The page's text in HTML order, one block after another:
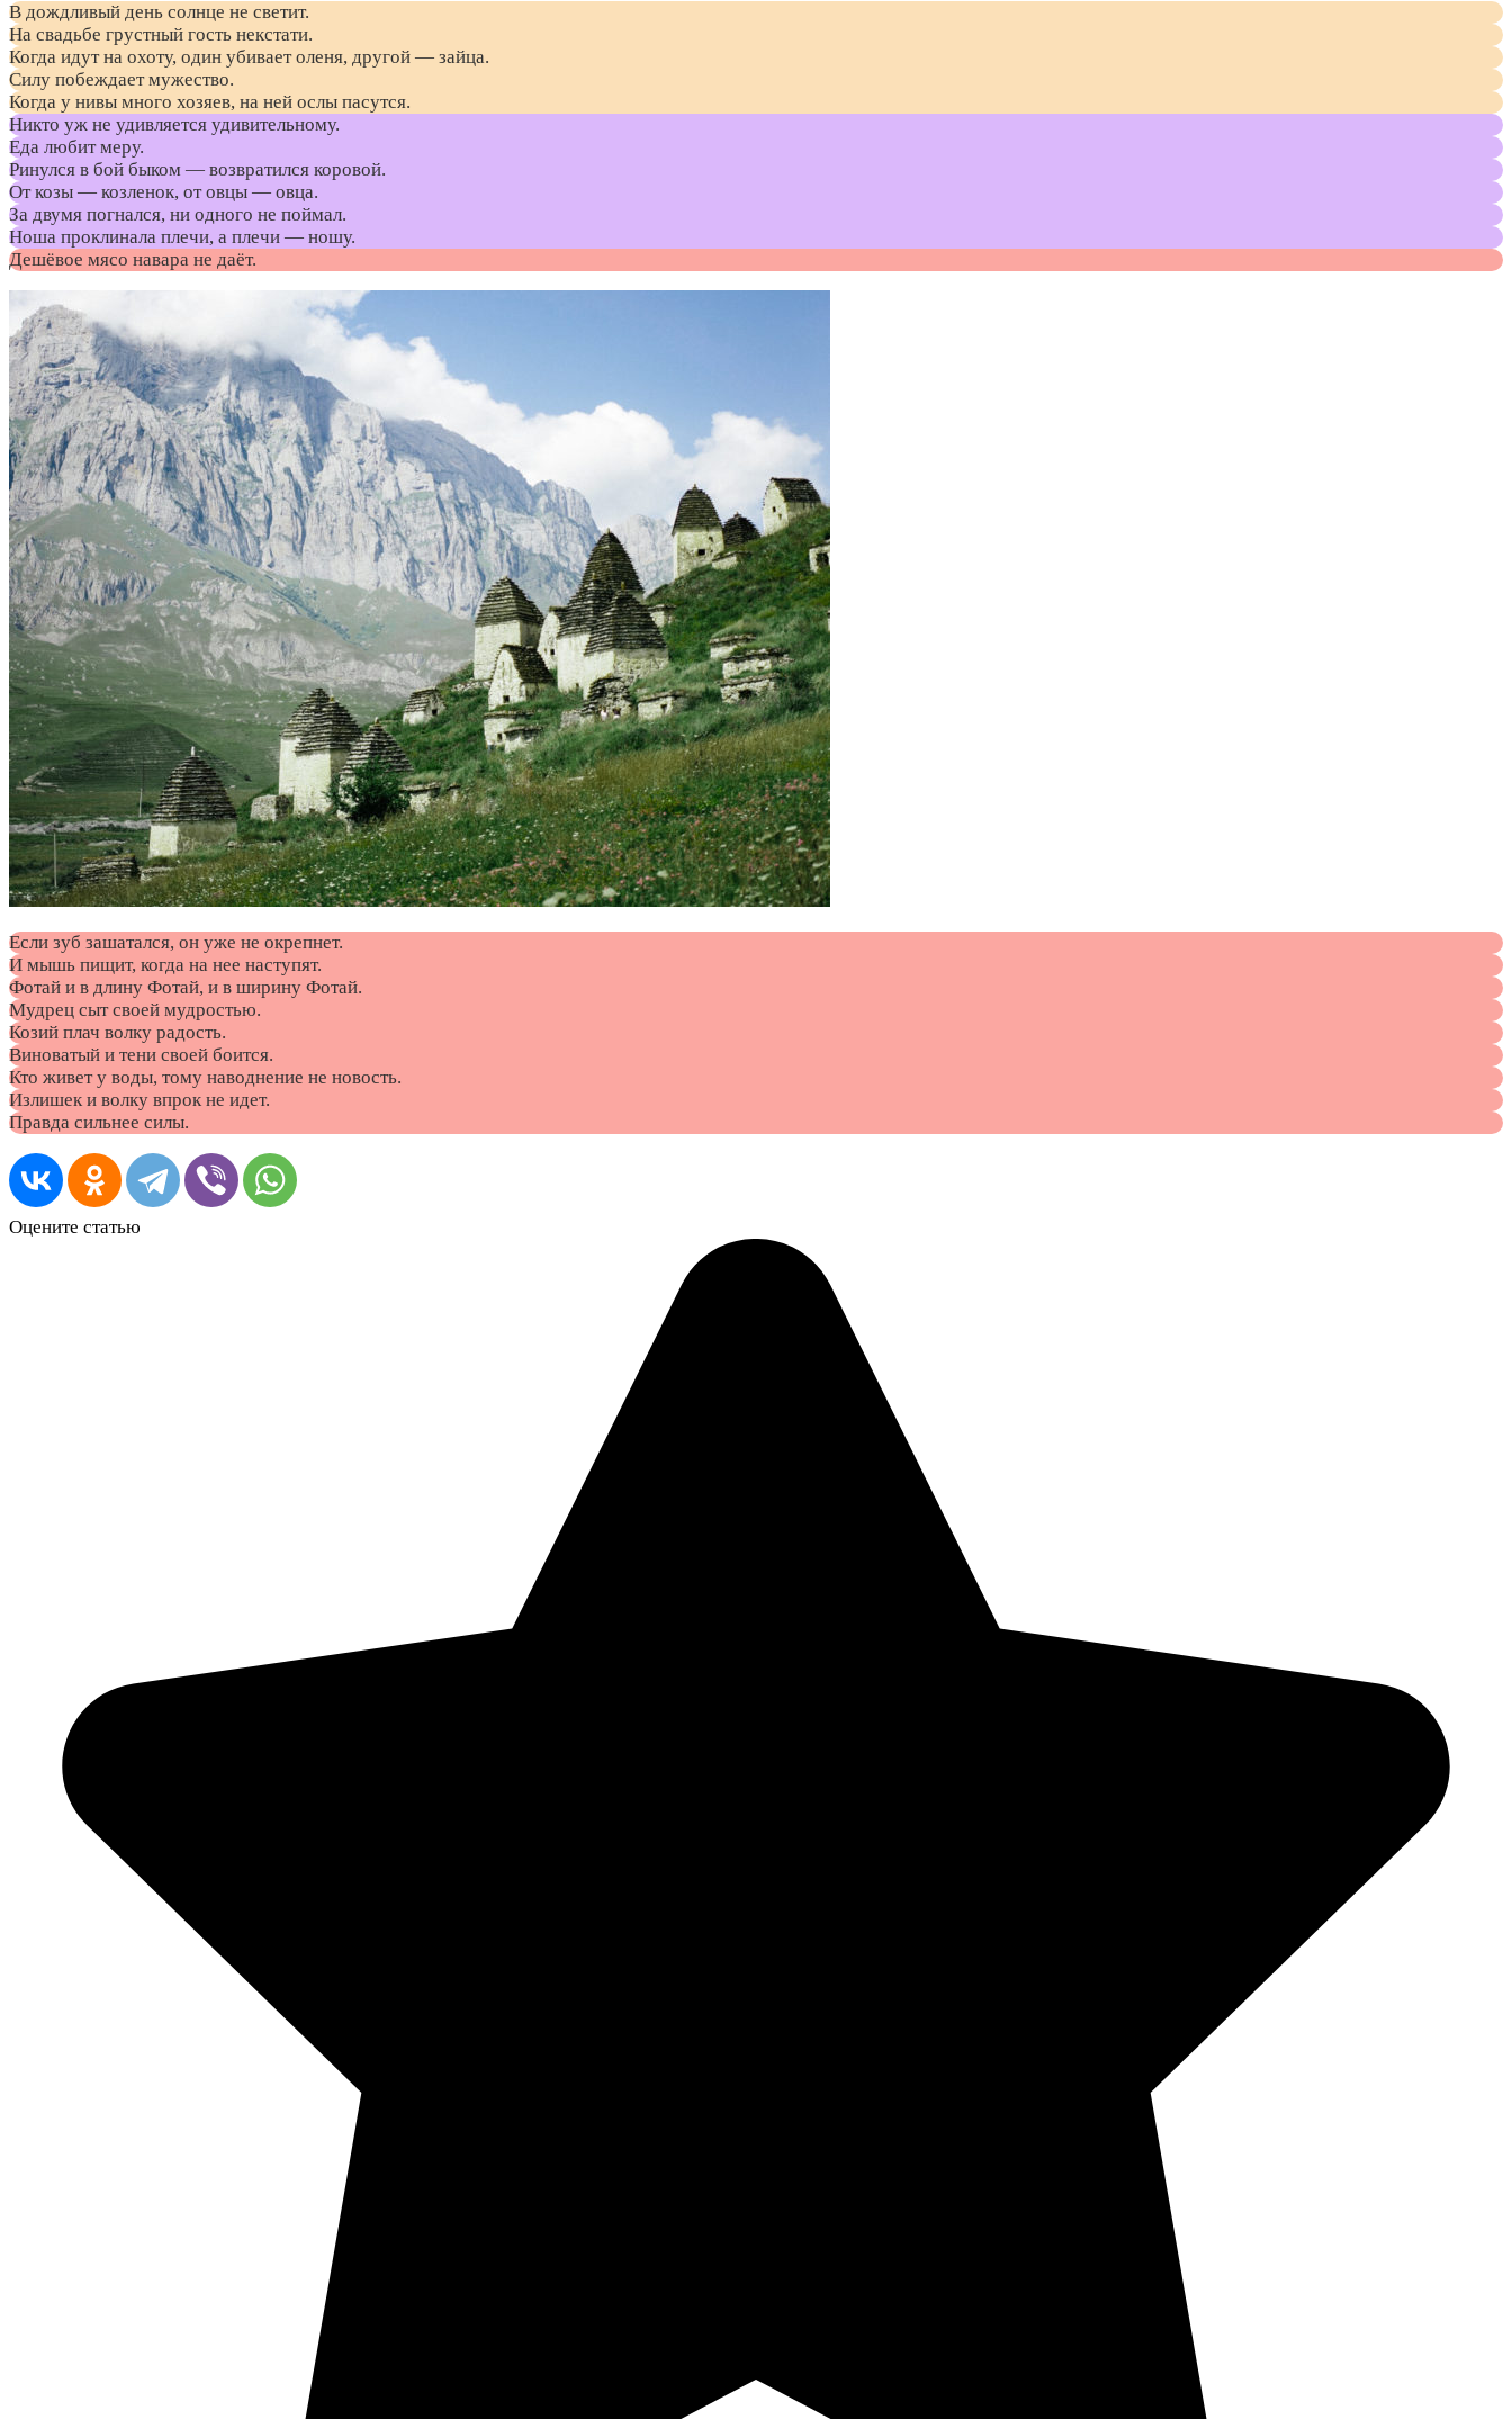
В дождливый день солнце не светит.
На свадьбе грустный гость некстати.
Когда идут на охоту, один убивает оленя, другой — зайца.
Силу побеждает мужество.
Когда у нивы много хозяев, на ней ослы пасутся.
Никто уж не удивляется удивительному.
Еда любит меру.
Ринулся в бой быком — возвратился коровой.
От козы — козленок, от овцы — овца.
За двумя погнался, ни одного не поймал.
Ноша проклинала плечи, а плечи — ношу.
Дешёвое мясо навара не даёт.
Если зуб зашатался, он уже не окрепнет.
И мышь пищит, когда на нее наступят.
Фотай и в длину Фотай, и в ширину Фотай.
Мудрец сыт своей мудростью.
Козий плач волку радость.
Виноватый и тени своей боится.
Кто живет у воды, тому наводнение не новость.
Излишек и волку впрок не идет.
Правда сильнее силы.
Оцените статью